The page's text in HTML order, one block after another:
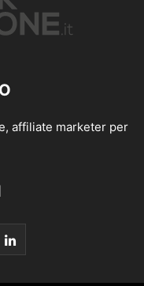
affiliate marketer per